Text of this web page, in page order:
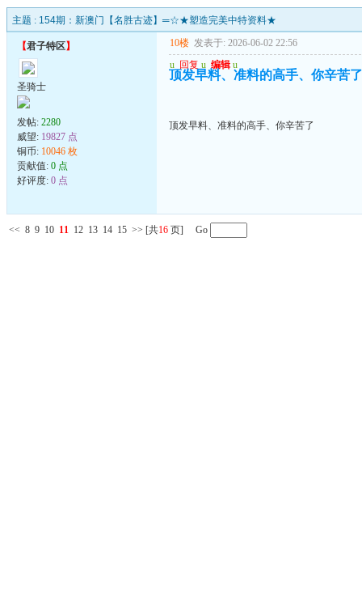
主题 : 154期：新澳门【名胜古迹】═☆★塑造完美中特资料★
【君子特区】
圣骑士
发帖: 2280
威望: 19827 点
铜币: 10046 枚
贡献值: 0 点
好评度: 0 点
10楼 发表于: 2026-06-02 22:56
u 回复 u 编辑 u
顶发早料、准料的高手、你辛苦了
顶发早料、准料的高手、你辛苦了
<< 8 9 10 11 12 13 14 15 >> [共16 页] Go